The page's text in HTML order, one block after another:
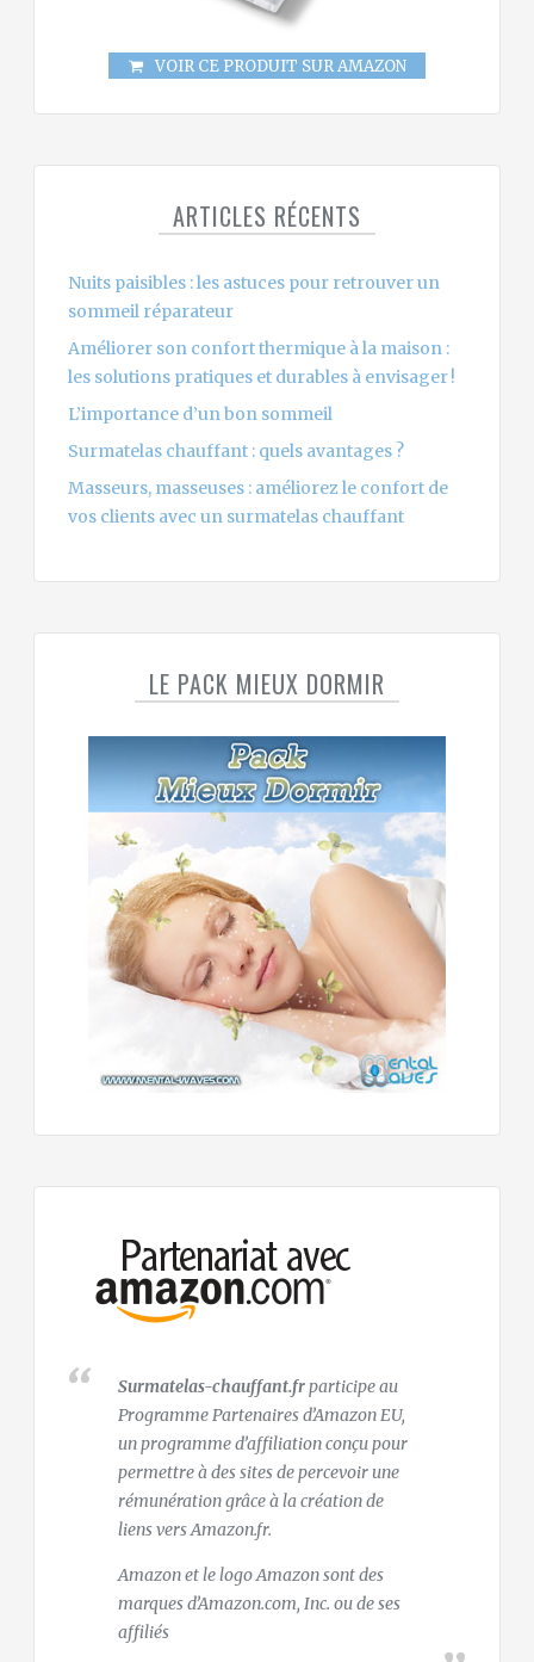
VOIR CE PRODUIT SUR AMAZON
ARTICLES RÉCENTS
Nuits paisibles : les astuces pour retrouver un
sommeil réparateur
Améliorer son confort thermique à la maison :
les solutions pratiques et durables à envisager !
L’importance d’un bon sommeil
Surmatelas chauffant : quels avantages ?
Masseurs, masseuses : améliorez le confort de
vos clients avec un surmatelas chauffant
LE PACK MIEUX DORMIR
Surmatelas-chauffant.fr participe au
Programme Partenaires d’Amazon EU,
un programme d’affiliation conçu pour
permettre à des sites de percevoir une
rémunération grâce à la création de
liens vers Amazon.fr.
Amazon et le logo Amazon sont des
marques d’Amazon.com, Inc. ou de ses
affiliés